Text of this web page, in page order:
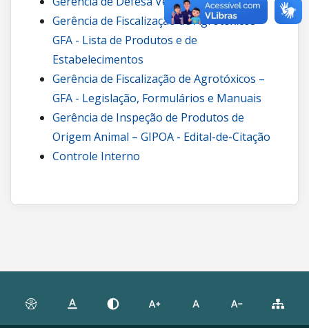
Gerência de Fiscalização de Agrotóxicos –
GFA - Lista de Produtos e de
Estabelecimentos
Gerência de Fiscalização de Agrotóxicos –
GFA - Legislação, Formulários e Manuais
Gerência de Inspeção de Produtos de
Origem Animal – GIPOA - Edital-de-Citação
Controle Interno